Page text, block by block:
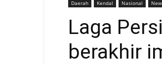
Daerah Kendal Nasional
Laga
berakhir